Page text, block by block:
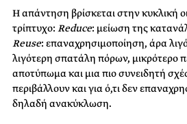
Η απάντηση βρίσκεται στην κυκλική
τρίπτυχο: Reduce: μείωση της
Reuse: επαναχρησιμοποίηση, άρα
λιγότερη σπατάλη πόρων, μικρότερο
αποτύπωμα και μια πιο συνειδητή
περιβάλλουν και για ό,τι δεν
δηλαδή ανακύκλωση.